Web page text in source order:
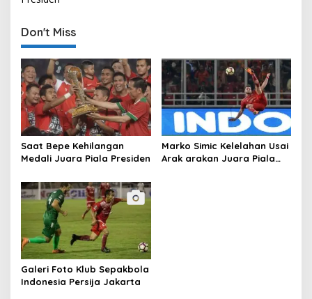
t
n
a
v
i
g
a
t
i
o
n
Don't Miss
Saat Bepe Kehilangan
Medali Juara Piala Presiden
Marko Simic Kelelahan Usai
Arak arakan Juara Piala
Galeri Foto Klub Sepakbola
Indonesia Persija Jakarta